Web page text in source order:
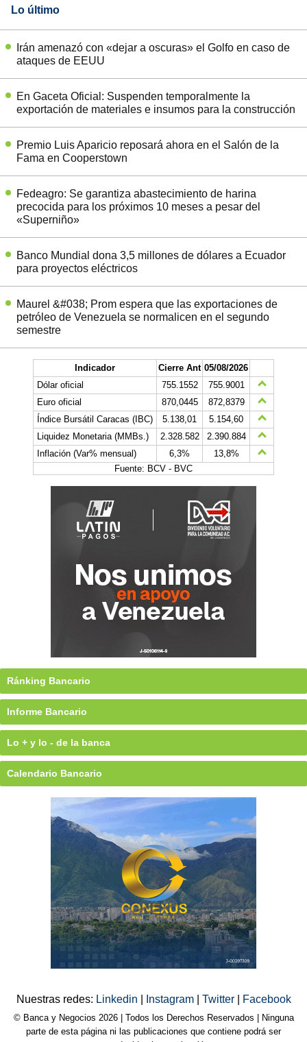
Lo último
Irán amenazó con «dejar a oscuras» el Golfo en caso de
ataques de EEUU
En Gaceta Oficial: Suspenden temporalmente la
exportación de materiales e insumos para la construcción
Premio Luis Aparicio reposará ahora en el Salón de la
Fama en Cooperstown
Fedeagro: Se garantiza abastecimiento de harina
precocida para los próximos 10 meses a pesar del
«Superniño»
Banco Mundial dona 3,5 millones de dólares a Ecuador
para proyectos eléctricos
Maurel &#038; Prom espera que las exportaciones de
petróleo de Venezuela se normalicen en el segundo
semestre
Indicador Cierre Ant 05/08/2026
Dólar oficial
755.1552
755.9001
Euro oficial
870,0445
872,8379
Índice Bursátil Caracas (IBC)
5.138,01
5.154,60
Liquidez Monetaria (MMBs.)
2.328.582
2.390.884
Inflación (Var% mensual)
6,3%
13,8%
Fuente: BCV - BVC
Ránking Bancario
Informe Bancario
Lo + y lo - de la banca
Calendario Bancario
Nuestras redes: Linkedin Instagram Twitter Facebook
© Banca y Negocios 2026 | Todos los Derechos Reservados | Ninguna
parte de esta página ni las publicaciones que contiene podrá ser